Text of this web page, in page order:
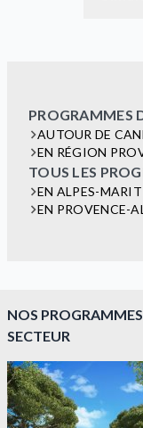
PROGRAMMES
AUTOUR DE
EN RÉGION
TOUS LES
EN ALPES-
EN PROVENCE-
NOS
SECTEUR